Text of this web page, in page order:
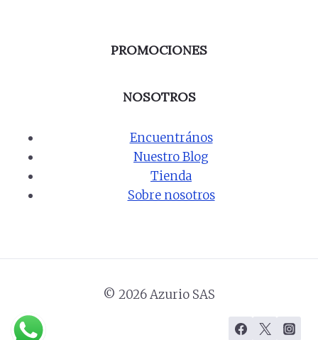
PROMOCIONES
NOSOTROS
Encuentrános
Nuestro Blog
Tienda
Sobre nosotros
© 2026 Azurio SAS